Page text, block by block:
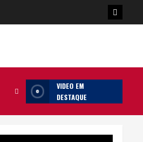
Poster
da
VIDEO EM
DESTAQUE